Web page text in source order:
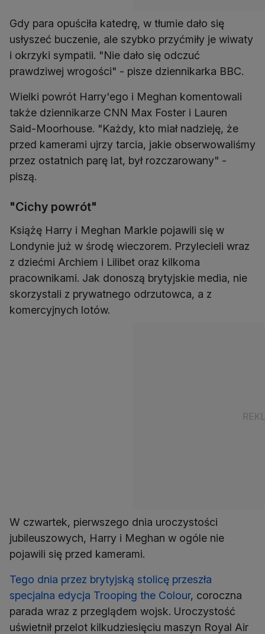
Gdy para opuściła katedrę, w tłumie dało się
usłyszeć buczenie, ale szybko przyćmiły je wiwaty
i okrzyki sympatii. "Nie dało się odczuć
prawdziwej wrogości" - pisze dziennikarka BBC.
Wielki powrót Harry'ego i Meghan komentowali
także dziennikarze CNN Max Foster i Lauren
Said-Moorhouse. "Każdy, kto miał nadzieję, że
przed kamerami ujrzy tarcia, jakie obserwowaliśmy
przez ostatnich parę lat, był rozczarowany" -
piszą.
"Cichy powrót"
Książę Harry i Meghan Markle pojawili się w
Londynie już w środę wieczorem. Przylecieli wraz
z dziećmi Archiem i Lilibet oraz kilkoma
pracownikami. Jak donoszą brytyjskie media, nie
skorzystali z prywatnego odrzutowca, a z
komercyjnych lotów.
W czwartek, pierwszego dnia uroczystości
jubileuszowych, Harry i Meghan w ogóle nie
Tego dnia przez brytyjską stolicę przeszła
specjalna edycja Trooping the Colour, coroczna
parada wraz z przeglądem wojsk. Uroczystość
uświetnił przelot kilkudziesięciu maszyn Royal Air